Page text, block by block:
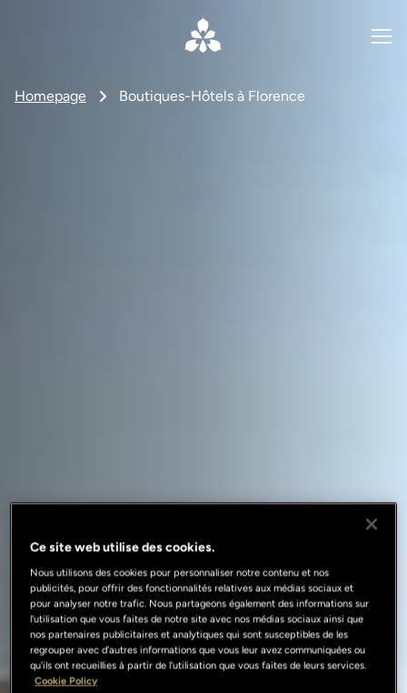
Homepage Boutiques-Hôtels à Florence
Ce site web utilise des cookies.
Nous utilisons des cookies pour personnaliser notre contenu et nos
publicités, pour offrir des fonctionnalités relatives aux médias sociaux et
pour analyser notre trafic. Nous partageons également des informations sur
l'utilisation que vous faites de notre site avec nos médias sociaux ainsi que
nos partenaires publicitaires et analytiques qui sont susceptibles de les
regrouper avec d'autres informations que vous leur avez communiquées ou
qu'ils ont recueillies à partir de l'utilisation que vous faites de leurs services.
Cookie Policy